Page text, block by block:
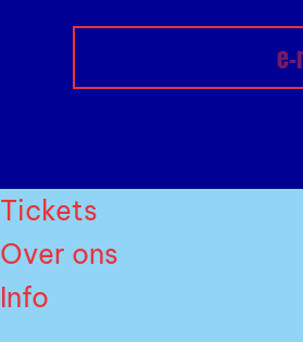
Tickets
Over ons
Info